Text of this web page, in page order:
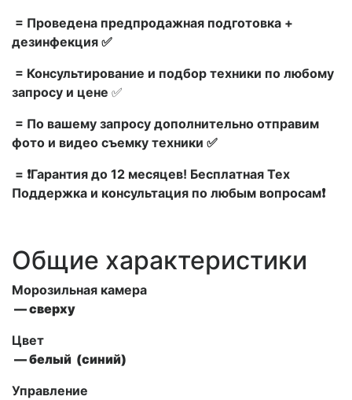
= Проведена предпродажная подготовка +
дезинфекция ✅
= Консультирование и подбор техники по любому
запросу и цене ✅
= По вашему запросу дополнительно отправим
фото и видео съемку техники ✅
= ❗Гарантия до 12 месяцев! Бесплатная Тех
Поддержка и консультация по любым вопросам❗
Общие характеристики
Морозильная камера
— сверху
Цвет
— белый (синий)
Управление